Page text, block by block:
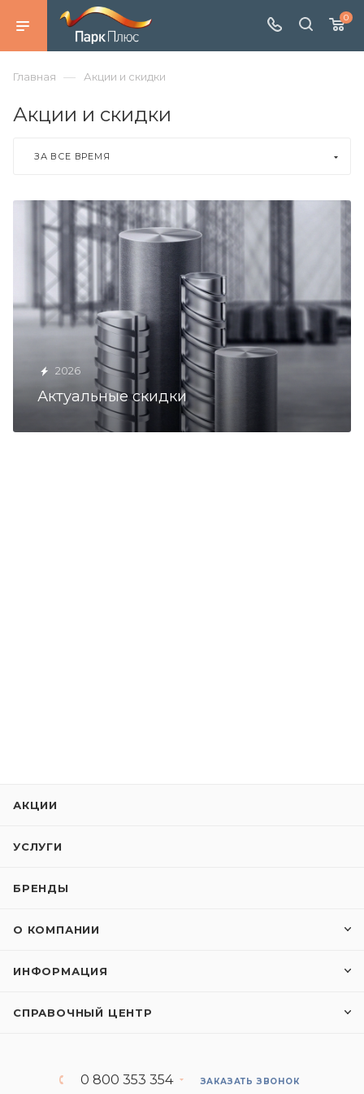
0
Главная — Акции и скидки
Акции и скидки
ЗА ВСЕ ВРЕМЯ
2026
Актуальные скидки
АКЦИИ
УСЛУГИ
БРЕНДЫ
О КОМПАНИИ
ИНФОРМАЦИЯ
СПРАВОЧНЫЙ ЦЕНТР
0 800 353 354 ЗАКАЗАТЬ ЗВОНОК